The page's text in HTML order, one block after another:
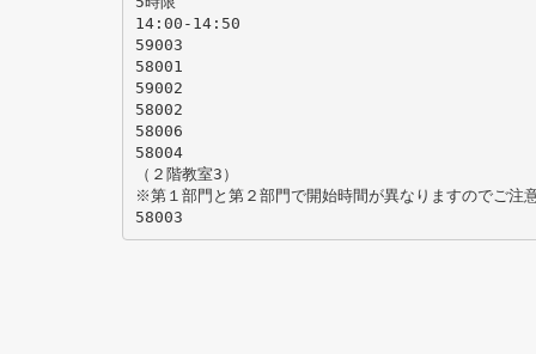
14:00-14:50
59003
58001
59002
58002
58006
58004
（２階教室3）
※第１部門と第２部門で開始時間が異なりますのでご注意